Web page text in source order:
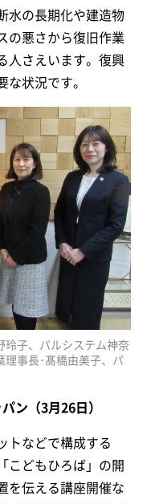
水の長期化や建造物
の悪さから復旧作業
人さえいます。復興
な状況です。
玲子、パルシステム神奈
理事長･髙橋由美子、パ
ン（3月26日）
トなどで構成する
こどもひろば」の開
を伝える講座開催な